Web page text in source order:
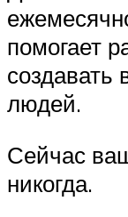
помогает
людей.
Сейчас
никогда.